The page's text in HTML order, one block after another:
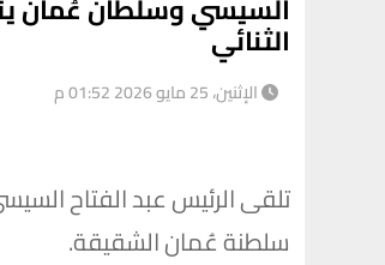
الثنائي
الإثنين، 25 مايو 2026 01:52 م
تلقى الرئيس عبد الفتاح
سلطنة عُمان الشقيقة.